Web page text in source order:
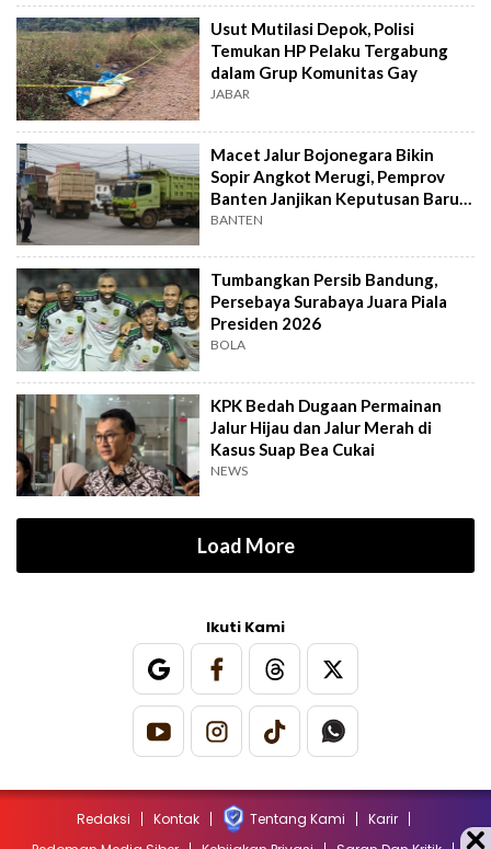
Usut Mutilasi Depok, Polisi
Temukan HP Pelaku Tergabung
dalam Grup Komunitas Gay
JABAR
Macet Jalur Bojonegara Bikin
Sopir Angkot Merugi, Pemprov
Banten Janjikan Keputusan Baru 4
Hari Lagi
BANTEN
Tumbangkan Persib Bandung,
Persebaya Surabaya Juara Piala
Presiden 2026
BOLA
KPK Bedah Dugaan Permainan
Jalur Hijau dan Jalur Merah di
Kasus Suap Bea Cukai
NEWS
Load More
Ikuti Kami
Redaksi Kontak Tentang Kami
Karir